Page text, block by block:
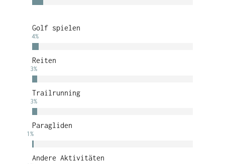
Golf spielen
4%
Reiten
3%
Trailrunning
3%
Paragliden
1%
Andere Aktivitäten